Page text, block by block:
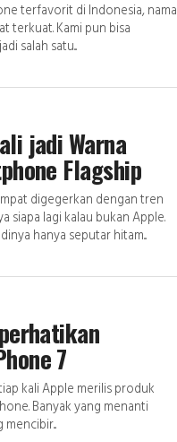
terfavorit di Indonesia, nama
terkuat. Kami pun bisa
salah satu...
jadi Warna
Flagship
digegerkan dengan tren
siapa lagi kalau bukan Apple.
hanya seputar hitam...
7
kali Apple merilis produk
Banyak yang menanti